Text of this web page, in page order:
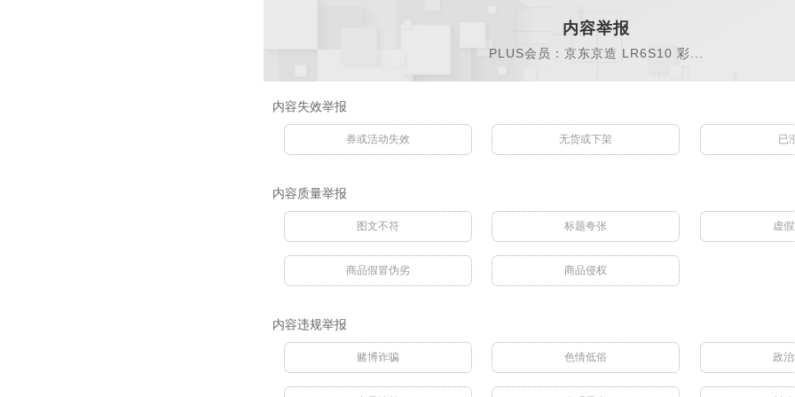
内容举报
PLUS会员：京东京造 LR6S10 彩...
内容失效举报
券或活动失效 无货或下架 已
内容质量举报
图文不符 标题夸张 虚
商品假冒伪劣 商品侵权
内容违规举报
赌博诈骗 色情低俗 政